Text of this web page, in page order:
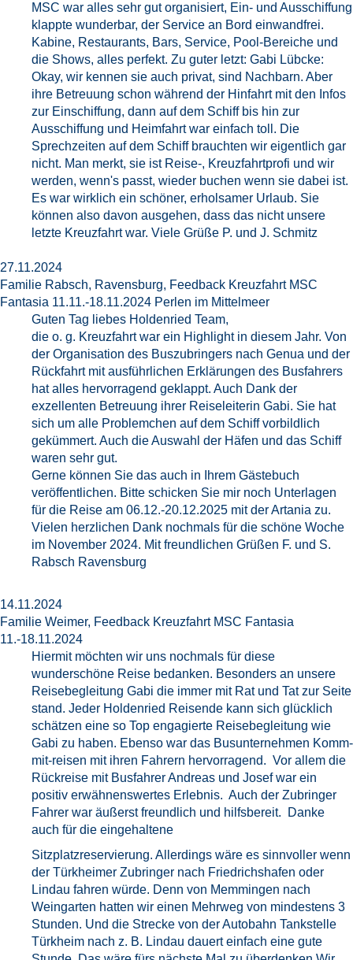
MSC war alles sehr gut organisiert, Ein- und Ausschiffung
klappte wunderbar, der Service an Bord einwandfrei.
Kabine, Restaurants, Bars, Service, Pool-Bereiche und
die Shows, alles perfekt. Zu guter letzt: Gabi Lübcke:
Okay, wir kennen sie auch privat, sind Nachbarn. Aber
ihre Betreuung schon während der Hinfahrt mit den Infos
zur Einschiffung, dann auf dem Schiff bis hin zur
Ausschiffung und Heimfahrt war einfach toll. Die
Sprechzeiten auf dem Schiff brauchten wir eigentlich gar
nicht. Man merkt, sie ist Reise-, Kreuzfahrtprofi und wir
werden, wenn's passt, wieder buchen wenn sie dabei ist.
Es war wirklich ein schöner, erholsamer Urlaub. Sie
können also davon ausgehen, dass das nicht unsere
letzte Kreuzfahrt war. Viele Grüße P. und J. Schmitz
27.11.2024
Familie Rabsch, Ravensburg, Feedback Kreuzfahrt MSC
Fantasia 11.11.-18.11.2024 Perlen im Mittelmeer
Guten Tag liebes Holdenried Team,
die o. g. Kreuzfahrt war ein Highlight in diesem Jahr. Von
der Organisation des Buszubringers nach Genua und der
Rückfahrt mit ausführlichen Erklärungen des Busfahrers
hat alles hervorragend geklappt. Auch Dank der
exzellenten Betreuung ihrer Reiseleiterin Gabi. Sie hat
sich um alle Problemchen auf dem Schiff vorbildlich
gekümmert. Auch die Auswahl der Häfen und das Schiff
waren sehr gut.
Gerne können Sie das auch in Ihrem Gästebuch
veröffentlichen. Bitte schicken Sie mir noch Unterlagen
für die Reise am 06.12.-20.12.2025 mit der Artania zu.
Vielen herzlichen Dank nochmals für die schöne Woche
im November 2024. Mit freundlichen Grüßen F. und S.
Rabsch Ravensburg
14.11.2024
Familie Weimer, Feedback Kreuzfahrt MSC Fantasia
11.-18.11.2024
Hiermit möchten wir uns nochmals für diese
wunderschöne Reise bedanken. Besonders an unsere
Reisebegleitung Gabi die immer mit Rat und Tat zur Seite
stand. Jeder Holdenried Reisende kann sich glücklich
schätzen eine so Top engagierte Reisebegleitung wie
Gabi zu haben. Ebenso war das Busunternehmen Komm-
mit-reisen mit ihren Fahrern hervorragend. Vor allem die
Rückreise mit Busfahrer Andreas und Josef war ein
positiv erwähnenswertes Erlebnis. Auch der Zubringer
Fahrer war äußerst freundlich und hilfsbereit. Danke
auch für die eingehaltene
Sitzplatzreservierung. Allerdings wäre es sinnvoller wenn
der Türkheimer Zubringer nach Friedrichshafen oder
Lindau fahren würde. Denn von Memmingen nach
Weingarten hatten wir einen Mehrweg von mindestens 3
Stunden. Und die Strecke von der Autobahn Tankstelle
Türkheim nach z. B. Lindau dauert einfach eine gute